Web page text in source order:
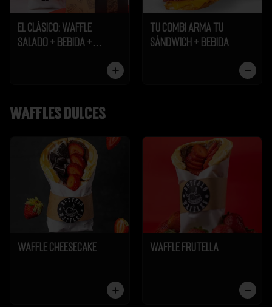
El Clásico: Waffle
Salado + Bebida +
Tu Combi Arma tu
Sándwich + Bebida
Waffles dulces
Waffle Cheesecake Waffle Frutella